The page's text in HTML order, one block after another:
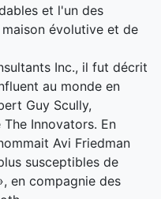
et l'un des
évolutive et de
Inc., il fut décrit
au monde en
Guy Scully,
Innovators. En
Avi Friedman
susceptibles de
en compagnie des